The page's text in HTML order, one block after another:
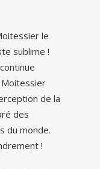
le
sublime !
Moitessier
de la
des
du monde.
!